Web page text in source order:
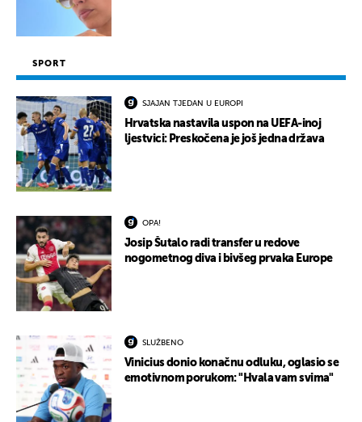
SPORT
SJAJAN TJEDAN U EUROPI
Hrvatska nastavila uspon na UEFA-inoj
ljestvici: Preskočena je još jedna država
OPA!
Josip Šutalo radi transfer u redove
nogometnog diva i bivšeg prvaka Europe
SLUŽBENO
Vinicius donio konačnu odluku, oglasio se
emotivnom porukom: "Hvala vam svima"